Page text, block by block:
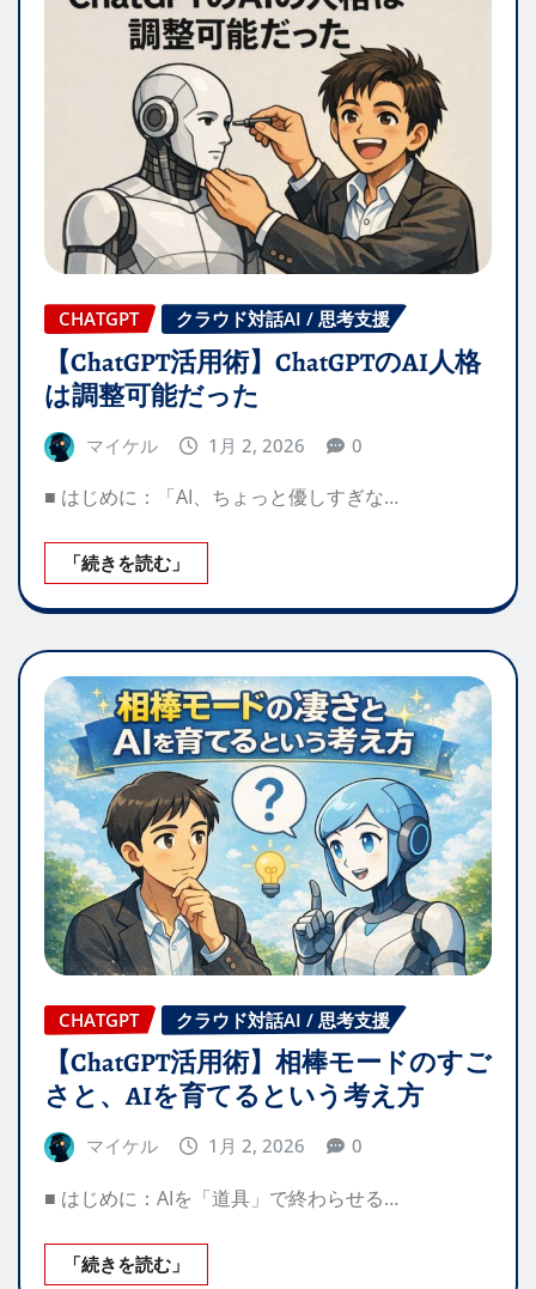
CHATGPT クラウド対話AI / 思考支援
【ChatGPT活用術】ChatGPTのAI人格
は調整可能だった
マイケル 1月 2, 2026 0
■ はじめに：「AI、ちょっと優しすぎな…
「続きを読む」
CHATGPT クラウド対話AI / 思考支援
【ChatGPT活用術】相棒モードのすご
さと、AIを育てるという考え方
マイケル 1月 2, 2026 0
■ はじめに：AIを「道具」で終わらせる…
「続きを読む」